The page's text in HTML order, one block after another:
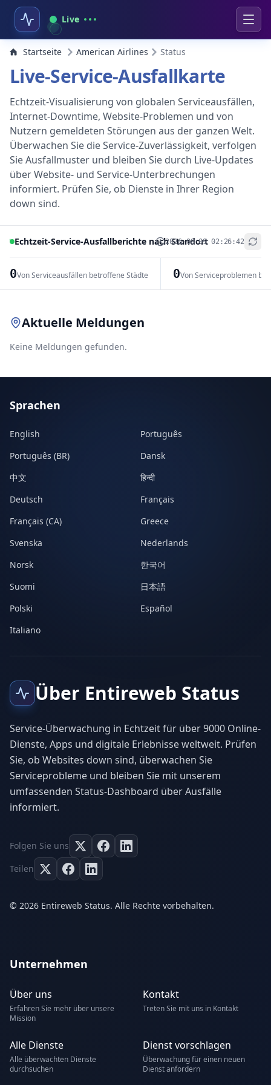
Live
Startseite American Airlines Status
Live-Service-Ausfallkarte
Echtzeit-Visualisierung von globalen Serviceausfällen,
Internet-Downtime, Website-Problemen und von
Nutzern gemeldeten Störungen aus der ganzen Welt.
Überwachen Sie die Service-Zuverlässigkeit, verfolgen
Sie Ausfallmuster und bleiben Sie durch Live-Updates
über Website- und Service-Unterbrechungen
informiert. Prüfen Sie, ob Dienste in Ihrer Region
down sind.
Echtzeit-Service-Ausfallberichte nach Standort
2026-08-09 02:26:42
0Von Serviceausfällen betroffene Städte 0Von Serviceproblemen
+
Aktuelle Meldungen
Keine Meldungen gefunden.
Sprachen
English
Português
Português (BR)
Dansk
中文
हिन्दी
Deutsch
Français
Français (CA)
Greece
Svenska
Nederlands
Norsk
한국어
Suomi
日本語
Polski
Español
Italiano
Über Entireweb Status
Service-Überwachung in Echtzeit für über 9000 Online-
Dienste, Apps und digitale Erlebnisse weltweit. Prüfen
Sie, ob Websites down sind, überwachen Sie
Serviceprobleme und bleiben Sie mit unserem
umfassenden Status-Dashboard über Ausfälle
informiert.
Folgen Sie uns
Teilen
© 2026 Entireweb Status. Alle Rechte vorbehalten.
Unternehmen
Über uns
Erfahren Sie mehr über unsere
Mission
Kontakt
Treten Sie mit uns in Kontakt
Alle Dienste
Alle überwachten Dienste
durchsuchen
Dienst vorschlagen
Überwachung für einen neuen
Dienst anfordern